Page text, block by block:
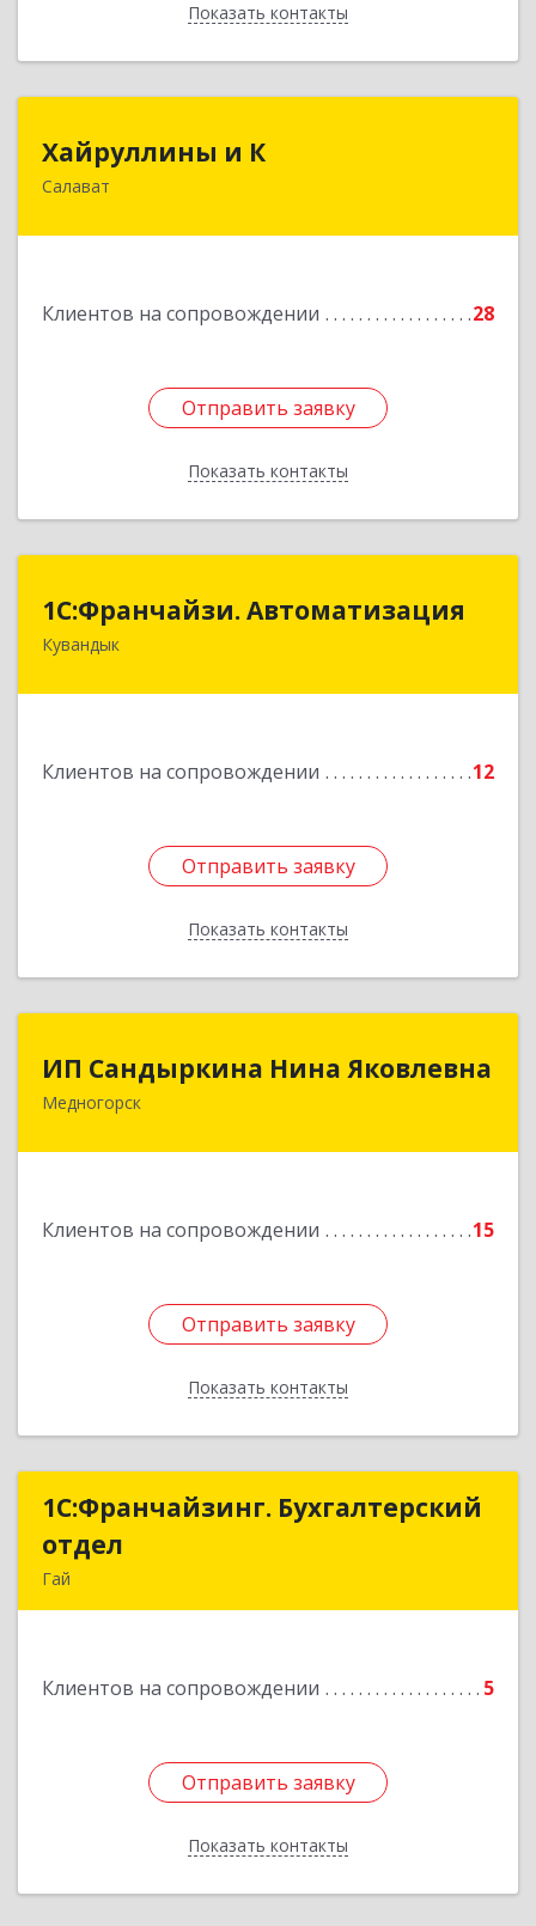
Показать контакты
Назад
Хайруллины и К
Салават
Клиентов на сопровождении 28
Отправить заявку
Показать контакты
Отправить заявку
Назад
1С:Франчайзи. Автоматизация
Кувандык
Клиентов на сопровождении 12
Отправить заявку
Показать контакты
1С:Франчайзи. Автоматизация
462220, Оренбургская обл, Кувандыкский р-н,
Отправить заявку
Назад
ИП Сандыркина Нина Яковлевна
Медногорск
Клиентов на сопровождении 15
Отправить заявку
Показать контакты
462270, Оренбургская обл, Медногорск г,
Отправить заявку
Назад
1С:Франчайзинг. Бухгалтерский
отдел
Гай
Клиентов на сопровождении 5
Отправить заявку
Показать контакты
1С:Франчайзинг. Бухгалтерский
Подробнее
Отправить заявку
Назад